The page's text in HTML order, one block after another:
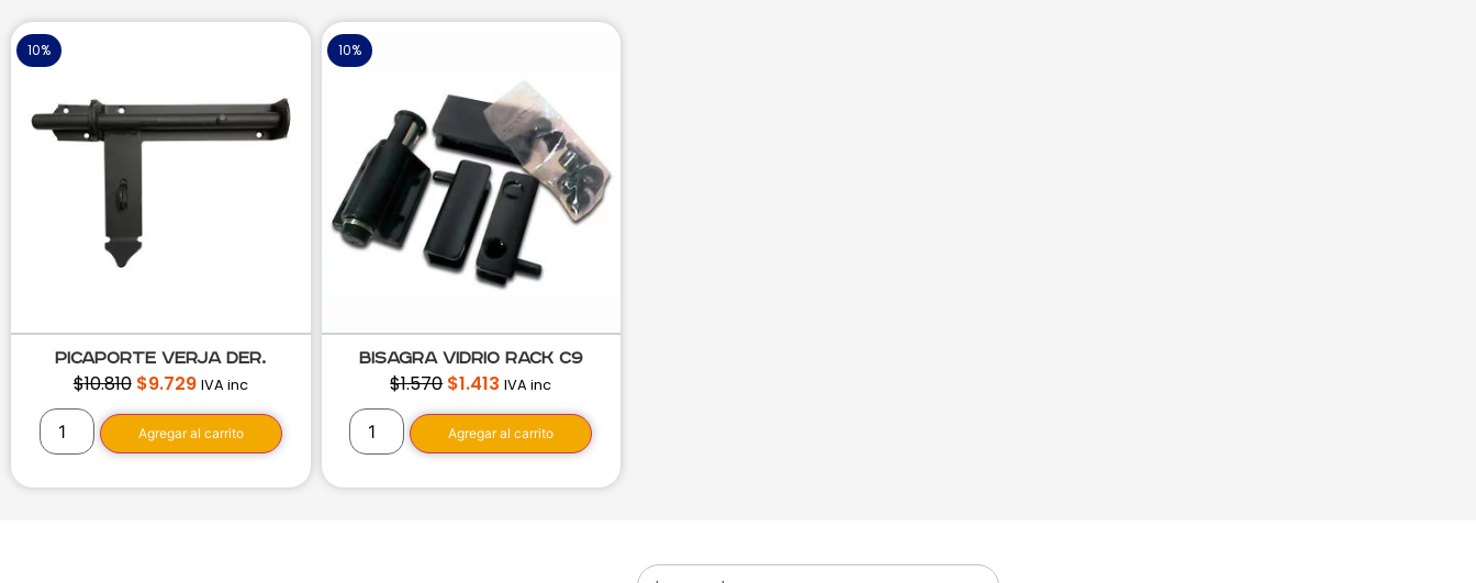
10%
Picaporte Verja Der.
$10.810 $9.729 IVA inc
Agregar al carrito
10%
Bisagra Vidrio Rack C9
$1.570 $1.413 IVA inc
Agregar al carrito